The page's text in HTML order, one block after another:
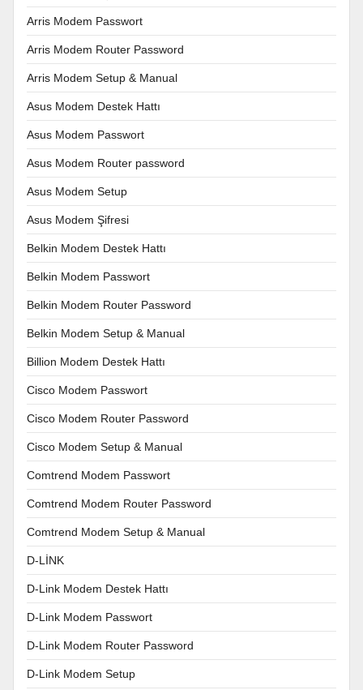
Arris Modem Passwort
Arris Modem Router Password
Arris Modem Setup & Manual
Asus Modem Destek Hattı
Asus Modem Passwort
Asus Modem Router password
Asus Modem Setup
Asus Modem Şifresi
Belkin Modem Destek Hattı
Belkin Modem Passwort
Belkin Modem Router Password
Belkin Modem Setup & Manual
Billion Modem Destek Hattı
Cisco Modem Passwort
Cisco Modem Router Password
Cisco Modem Setup & Manual
Comtrend Modem Passwort
Comtrend Modem Router Password
Comtrend Modem Setup & Manual
D-LİNK
D-Link Modem Destek Hattı
D-Link Modem Passwort
D-Link Modem Router Password
D-Link Modem Setup